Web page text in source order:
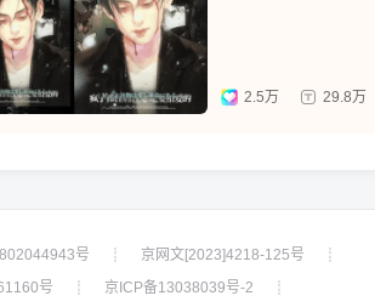
2.5万 29.8万
号 ┊ 京网文[2023]4218-125号
┊
号
┊ 京ICP备13038039号-2
┊